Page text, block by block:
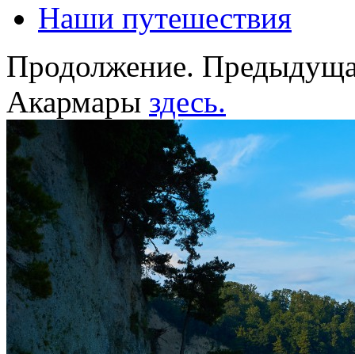
Наши путешествия
Продолжение.
Акармары здесь.